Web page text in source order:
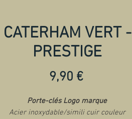
CATERHAM VERT -
PRESTIGE
9,90 €Preis
Porte-clés Logo marque
Acier inoxydable/simili cuir couleur